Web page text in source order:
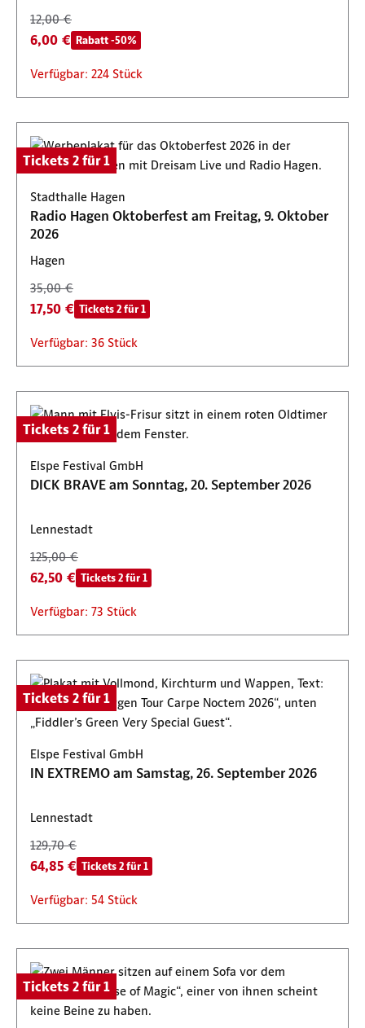
12,00 €
6,00 € Rabatt -50%
Verfügbar: 224 Stück
Tickets 2 für 1
Stadthalle Hagen
Radio Hagen Oktoberfest am Freitag, 9. Oktober
2026
Hagen
35,00 €
17,50 € Tickets 2 für 1
Verfügbar: 36 Stück
Tickets 2 für 1
Elspe Festival GmbH
DICK BRAVE am Sonntag, 20. September 2026
Lennestadt
125,00 €
62,50 € Tickets 2 für 1
Verfügbar: 73 Stück
Tickets 2 für 1
Elspe Festival GmbH
IN EXTREMO am Samstag, 26. September 2026
Lennestadt
129,70 €
64,85 € Tickets 2 für 1
Verfügbar: 54 Stück
Tickets 2 für 1